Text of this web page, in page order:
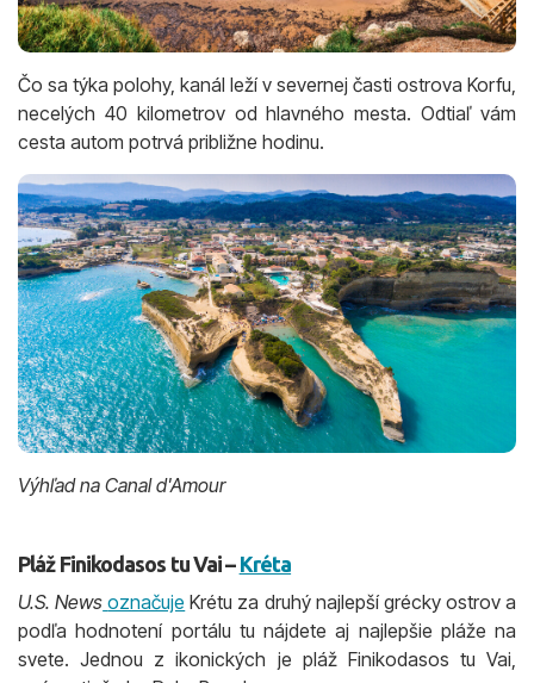
Čo sa týka polohy, kanál leží v severnej časti ostrova Korfu,
necelých 40 kilometrov od hlavného mesta. Odtiaľ vám
cesta autom potrvá približne hodinu.
Výhľad na Canal d'Amour
Pláž Finikodasos tu Vai – Kréta
U.S. News označuje Krétu za druhý najlepší grécky ostrov a
podľa hodnotení portálu tu nájdete aj najlepšie pláže na
svete. Jednou z ikonických je pláž Finikodasos tu Vai,